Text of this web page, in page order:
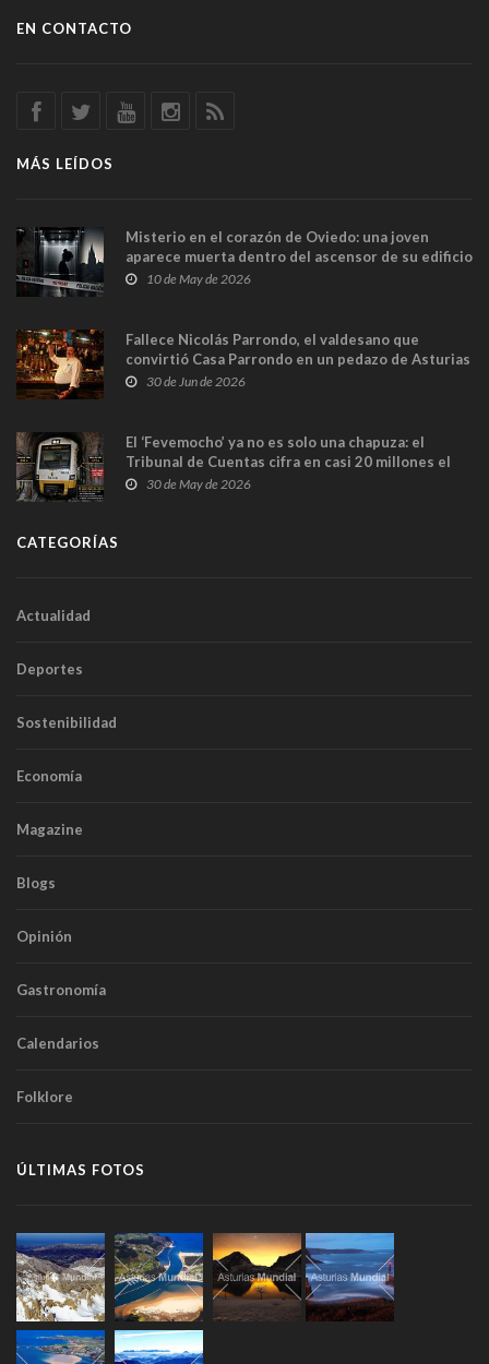
EN CONTACTO
MÁS LEÍDOS
Misterio en el corazón de Oviedo: una joven
aparece muerta dentro del ascensor de su edificio
y las cámaras captan sus últimos minutos
10 de May de 2026
Fallece Nicolás Parrondo, el valdesano que
convirtió Casa Parrondo en un pedazo de Asturias
en Madrid
30 de Jun de 2026
El ‘Fevemocho’ ya no es solo una chapuza: el
Tribunal de Cuentas cifra en casi 20 millones el
sobrecoste de los trenes que no cabían por los
30 de May de 2026
CATEGORÍAS
Actualidad
Deportes
Sostenibilidad
Economía
Magazine
Blogs
Opinión
Gastronomía
Calendarios
Folklore
ÚLTIMAS FOTOS